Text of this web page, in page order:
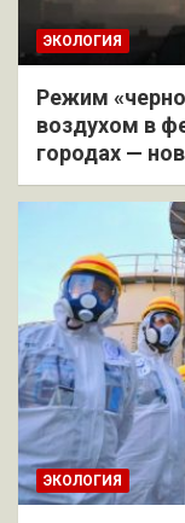
ЭКОЛОГИЯ
Режим
воздухом в
городах —
ЭКОЛОГИЯ